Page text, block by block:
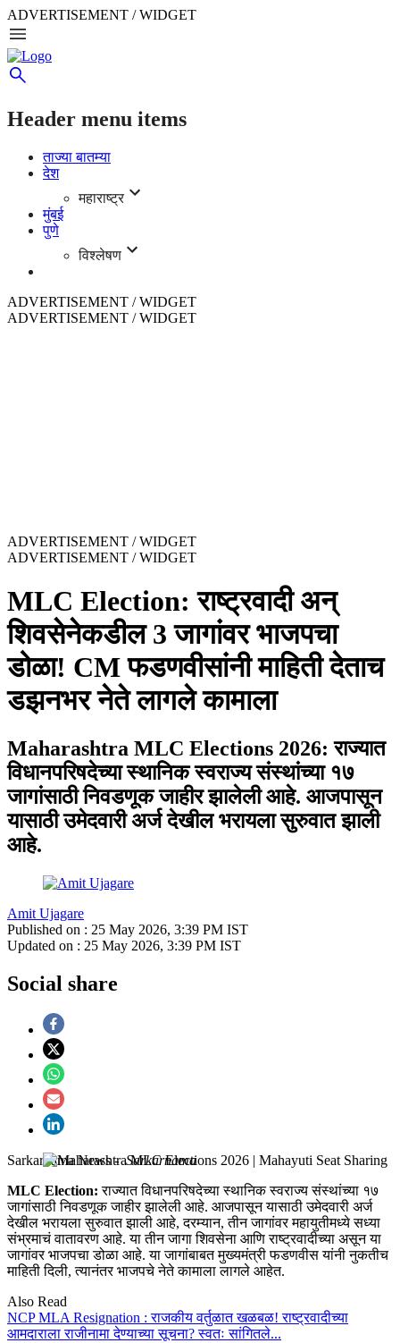
ADVERTISEMENT / WIDGET
Header menu items
ताज्या बातम्या
देश
महाराष्ट्र
मुंबई
पुणे
विश्लेषण
ADVERTISEMENT / WIDGET
ADVERTISEMENT / WIDGET
ADVERTISEMENT / WIDGET
ADVERTISEMENT / WIDGET
MLC Election: राष्ट्रवादी अन्
शिवसेनेकडील 3 जागांवर भाजपचा
डोळा! CM फडणवीसांनी माहिती देताच
डझनभर नेते लागले कामाला
Maharashtra MLC Elections 2026: राज्यात
विधानपरिषदेच्या स्थानिक स्वराज्य संस्थांच्या १७
जागांसाठी निवडणूक जाहीर झालेली आहे. आजपासून
यासाठी उमेदवारी अर्ज देखील भरायला सुरुवात झाली
आहे.
Amit Ujagare
Published on : 25 May 2026, 3:39 PM IST
Updated on : 25 May 2026, 3:39 PM IST
Social share
Sarkarnama News-Sarkarnama
MLC Election: राज्यात विधानपरिषदेच्या स्थानिक स्वराज्य संस्थांच्या १७
जागांसाठी निवडणूक जाहीर झालेली आहे. आजपासून यासाठी उमेदवारी अर्ज
देखील भरायला सुरुवात झाली आहे, दरम्यान, तीन जागांवर महायुतीमध्ये सध्या
संभ्रमाचं वातावरण आहे. या तीन जागा शिवसेना आणि राष्ट्रवादीच्या असून या
जागांवर भाजपचा डोळा आहे. या जागांबाबत मुख्यमंत्री फडणवीस यांनी नुकतीच
माहिती दिली, त्यानंतर भाजपचे नेते कामाला लागले आहेत.
Also Read
NCP MLA Resignation : राजकीय वर्तुळात खळबळ! राष्ट्रवादीच्या
आमदाराला राजीनामा देण्याच्या सूचना? स्वतः सांगितले...